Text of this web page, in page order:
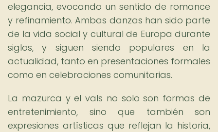
elegancia, evocando un sentido de romance
y refinamiento. Ambas danzas han sido parte
de la vida social y cultural de Europa durante
siglos, y siguen siendo populares en la
actualidad, tanto en presentaciones formales
como en celebraciones comunitarias.
La mazurca y el vals no solo son formas de
entretenimiento, sino que también son
expresiones artísticas que reflejan la historia,